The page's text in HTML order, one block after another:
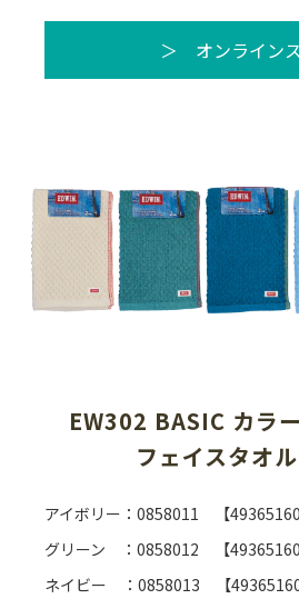
＞ オンライン
EW302 BASIC カラ
フェイスタオ
アイボリー：0858011 【
グリーン ：0858012 【
ネイビー ：0858013 【